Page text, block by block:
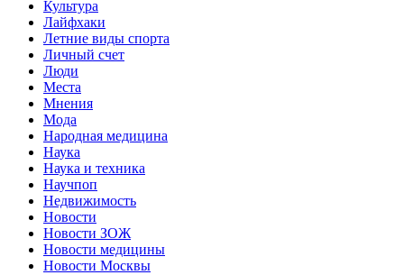
Культура
Лайфхаки
Летние виды спорта
Личный счет
Люди
Места
Мнения
Мода
Народная медицина
Наука
Наука и техника
Научпоп
Недвижимость
Новости
Новости ЗОЖ
Новости медицины
Новости Москвы